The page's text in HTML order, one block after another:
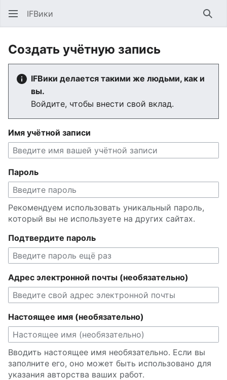
IFВики
Создать учётную запись
IFВики делается такими же людьми, как и
вы.
Войдите, чтобы внести свой вклад.
Имя учётной записи
Пароль
Рекомендуем использовать уникальный пароль,
который вы не используете на других сайтах.
Подтвердите пароль
Адрес электронной почты (необязательно)
Настоящее имя (необязательно)
Вводить настоящее имя необязательно. Если вы
заполните его, оно может быть использовано для
указания авторства ваших работ.